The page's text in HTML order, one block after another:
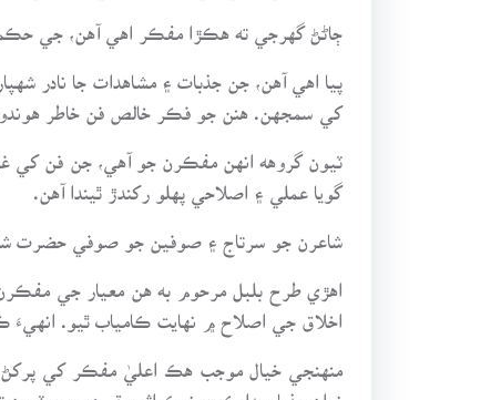
ڄاڻڻ گهرجي ته هڪڙا مفڪر اهي آهن، جي
پيا اهي آهن، جن جذبات ۽ مشاهدات جا نادر
کي سمجهن. هنن جو فڪر خالص فن خاطر هوندو
ٽيون گروهه انهن مفڪرن جو آهي، جن فن کي
گويا عملي ۽ اصلاحي پهلو رکندڙ ٿيندا آهن.
شاعرن جو سرتاج ۽ صوفين جو صوفي حضرت
اهڙي طرح بلبل مرحوم به هن معيار جي
اخلاق جي اصلاح ۾ نهايت ڪامياب ٿيو.
منهنجي خيال موجب هڪ اعليٰ مفڪر کي
نوان جذبا پيدا ڪري نيڪ اثر وڌو هجي ۽